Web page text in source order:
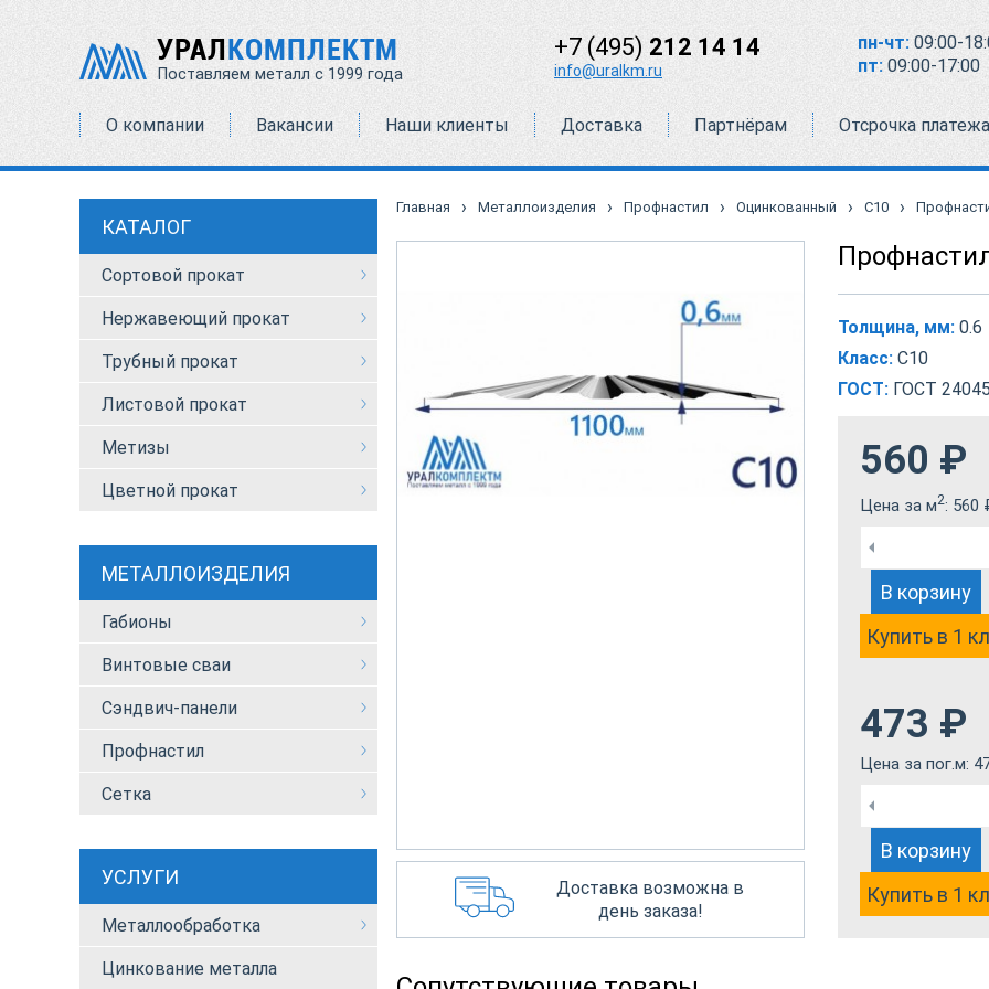
УРАЛКОМПЛЕКТМ
Поставляем металл с 1999 года
+7 (495) 212 14 14
info@uralkm.ru
пн-чт: 09:00-
пт: 09:00-17:00
О компании Вакансии Наши клиенты Доставка Партнёрам Отсрочка платежа
КАТАЛОГ
Сортовой прокат
Нержавеющий прокат
Трубный прокат
Листовой прокат
Метизы
Цветной прокат
МЕТАЛЛОИЗДЕЛИЯ
Габионы
Винтовые сваи
Сэндвич-панели
Профнастил
Сетка
УСЛУГИ
Металлообработка
Цинкование металла
Главная › Металлоизделия › Профнастил › Оцинкованный › С10 ›
Доставка возможна в
день заказа!
Толщина, мм: 0.6
Класс: С10
ГОСТ: ГОСТ
560 ₽
Цена за м2: 560
В корзину
Купить в 1
473 ₽
Цена за пог.м:
В корзину
Купить в 1